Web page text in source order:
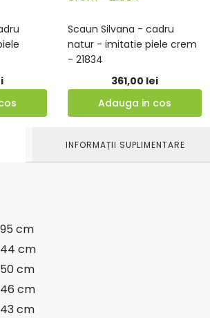
Scaun Silvana - cadru
natur - imitatie piele crem
- 21834
361,00 lei
Adauga in cos
Adauga
in
INFORMAȚII SUPLIMENTARE
95 cm
44 cm
50 cm
46 cm
43 cm